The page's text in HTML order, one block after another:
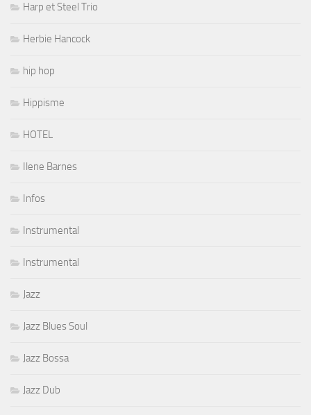
Harp et Steel Trio
Herbie Hancock
hip hop
Hippisme
HOTEL
Ilene Barnes
Infos
Instrumental
Instrumental
Jazz
Jazz Blues Soul
Jazz Bossa
Jazz Dub